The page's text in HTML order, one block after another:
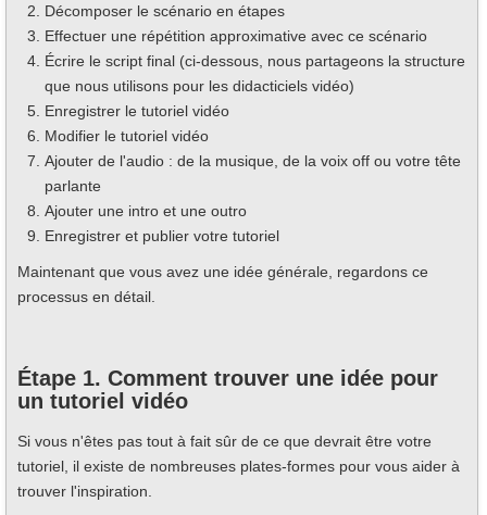
Décomposer le scénario en étapes
Effectuer une répétition approximative avec ce scénario
Écrire le script final (ci-dessous, nous partageons la structure
que nous utilisons pour les didacticiels vidéo)
Enregistrer le tutoriel vidéo
Modifier le tutoriel vidéo
Ajouter de l'audio : de la musique, de la voix off ou votre tête
parlante
Ajouter une intro et une outro
Enregistrer et publier votre tutoriel
Maintenant que vous avez une idée générale, regardons ce
processus en détail.
Étape 1. Comment trouver une idée pour
un tutoriel vidéo
Si vous n'êtes pas tout à fait sûr de ce que devrait être votre
tutoriel, il existe de nombreuses plates-formes pour vous aider à
trouver l'inspiration.